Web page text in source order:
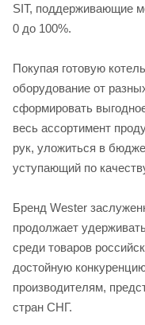
SIT, поддерживающие
0 до 100%.
Покупая готовую
оборудование от
сформировать
весь ассортимент
рук, уложиться в
уступающий по
Бренд Wester
продолжает
среди товаров
достойную
производителям,
стран СНГ.